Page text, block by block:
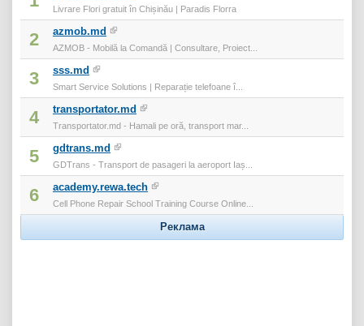
Livrare Flori gratuit în Chișinău | Paradis Florra
2 azmob.md
AZMOB - Mobilă la Comandă | Consultare, Proiect...
3 sss.md
Smart Service Solutions | Reparație telefoane î...
4 transportator.md
Transportator.md - Hamali pe oră, transport mar...
5 gdtrans.md
GDTrans - Transport de pasageri la aeroport Iaș...
6 academy.rewa.tech
Cell Phone Repair School Training Course Online...
Реклама